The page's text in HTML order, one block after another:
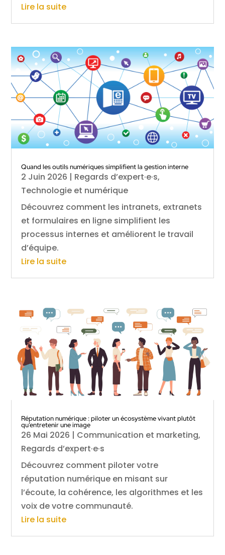
Lire la suite
Quand les outils numériques simplifient la gestion interne
2 Juin 2026 | Regards d’expert·e·s,
Technologie et numérique
Découvrez comment les intranets, extranets
et formulaires en ligne simplifient les
processus internes et améliorent le travail
d’équipe.
Lire la suite
Réputation numérique : piloter un écosystème vivant plutôt
qu’entretenir une image
26 Mai 2026 | Communication et marketing,
Regards d’expert·e·s
Découvrez comment piloter votre
réputation numérique en misant sur
l’écoute, la cohérence, les algorithmes et les
voix de votre communauté.
Lire la suite